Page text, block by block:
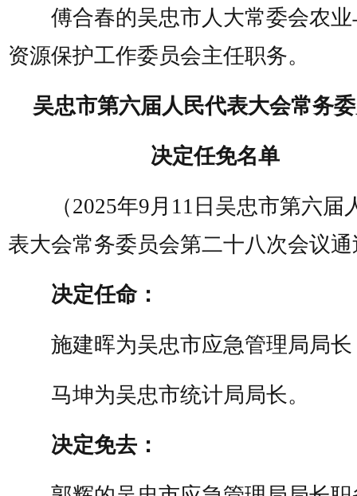
傅合春的吴忠市人大常委会农业
资源保护工作委员会主任职务。
吴忠市第六届人民代表大会常务
决定任免名单
（2025年9月11日吴忠市第六届
表大会常务委员会第二十八次会议
决定任命：
施建晖为吴忠市应急管理局局长
马坤为吴忠市统计局局长。
决定免去：